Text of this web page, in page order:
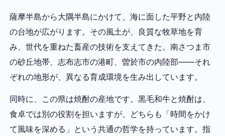
薩摩半島から大隅半島にかけて、海に面した平野と内陸
の台地が広がります。その風土が、良質な牧草地を育
み、世代を重ねた畜産の技術を支えてきた。南さつま市
の砂丘地帯、志布志市の港町、曽於市の内陸部——それ
ぞれの地形が、異なる育成環境を生み出しています。
同時に、この県は焼酎の産地です。黒毛和牛と焼酎は、
食卓では別の役割を担いますが、どちらも「時間をかけ
て風味を深める」という共通の哲学を持っています。指